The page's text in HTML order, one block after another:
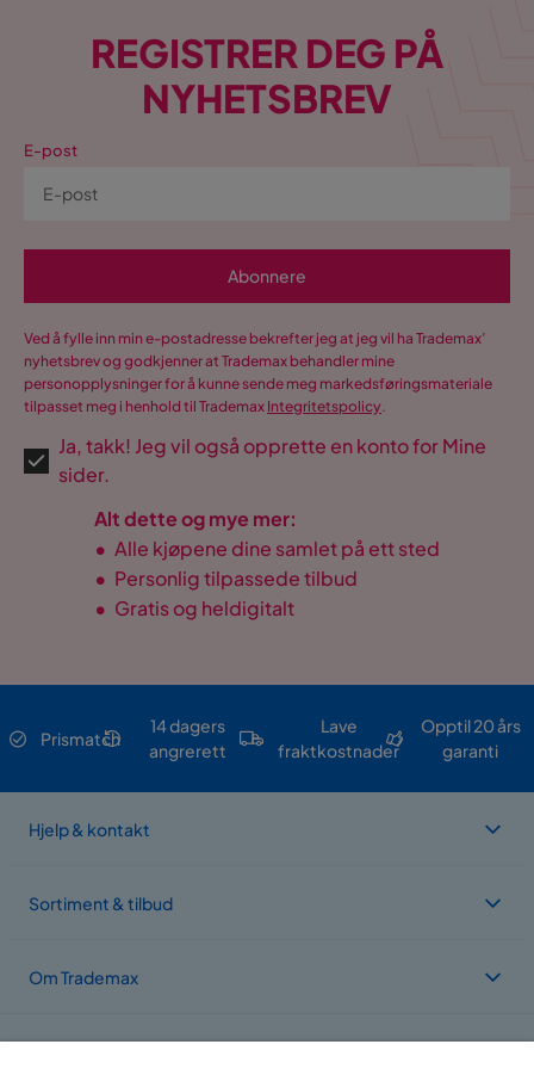
REGISTRER DEG PÅ
NYHETSBREV
E-post
Abonnere
Ved å fylle inn min e-postadresse bekrefter jeg at jeg vil ha Trademax’
nyhetsbrev og godkjenner at Trademax behandler mine
personopplysninger for å kunne sende meg markedsføringsmateriale
tilpasset meg i henhold til Trademax Integritetspolicy.
Ja, takk! Jeg vil også opprette en konto for Mine
sider.
Alt dette og mye mer:
• Alle kjøpene dine samlet på ett sted
• Personlig tilpassede tilbud
• Gratis og heldigitalt
Prismatch
14 dagers
angrerett
Lave
fraktkostnader
Opptil 20 års
garanti
Hjelp & kontakt
Sortiment & tilbud
Om Trademax